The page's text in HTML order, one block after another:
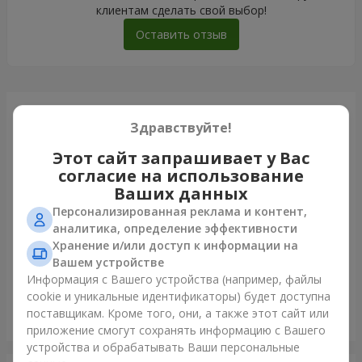
клиентам сделать свой выбор!
Оставить отзыв
Только что доставили
Букет "Blue ball"
Ирпень
Здравствуйте!
Этот сайт запрашивает у Вас
согласие на использование
Ваших данных
Персонализированная реклама и контент,
аналитика, определение эффективности
Хранение и/или доступ к информации на
Вашем устройстве
Информация с Вашего устройства (например, файлы
cookie и уникальные идентификаторы) будет доступна
поставщикам. Кроме того, они, а также этот сайт или
приложение смогут сохранять информацию с Вашего
устройства и обрабатывать Ваши персональные